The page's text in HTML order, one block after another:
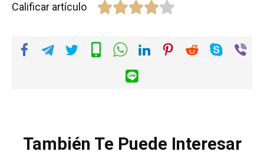
Calificar artículo
También Te Puede Interesar